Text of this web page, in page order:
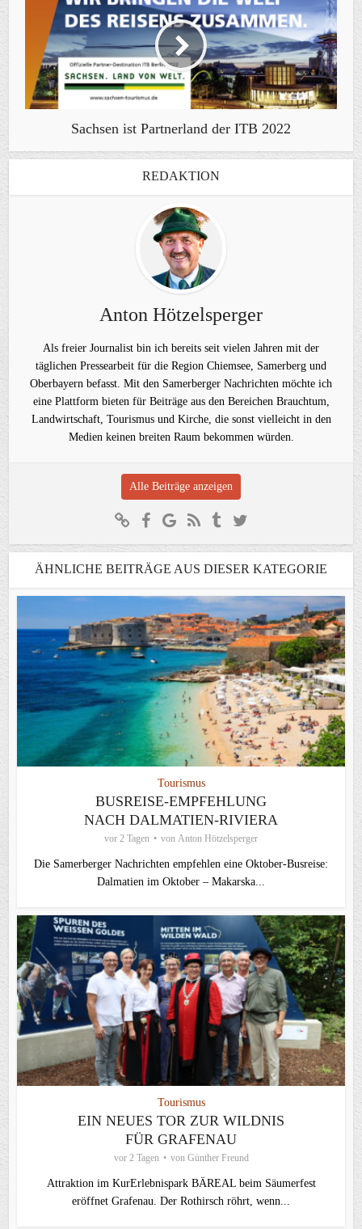
Sachsen ist Partnerland der ITB 2022
REDAKTION
Anton Hötzelsperger
Als freier Journalist bin ich bereits seit vielen Jahren mit der
täglichen Pressearbeit für die Region Chiemsee, Samerberg und
Oberbayern befasst. Mit den Samerberger Nachrichten möchte ich
eine Plattform bieten für Beiträge aus den Bereichen Brauchtum,
Landwirtschaft, Tourismus und Kirche, die sonst vielleicht in den
Medien keinen breiten Raum bekommen würden.
Alle Beiträge anzeigen
ÄHNLICHE BEITRÄGE AUS DIESER KATEGORIE
Tourismus
BUSREISE-EMPFEHLUNG
NACH DALMATIEN-RIVIERA
vor 2 Tagen von Anton Hötzelsperger
Die Samerberger Nachrichten empfehlen eine Oktober-Busreise:
Dalmatien im Oktober – Makarska...
Tourismus
EIN NEUES TOR ZUR WILDNIS
FÜR GRAFENAU
vor 2 Tagen von Günther Freund
Attraktion im KurErlebnispark BÄREAL beim Säumerfest
eröffnet Grafenau. Der Rothirsch röhrt, wenn...